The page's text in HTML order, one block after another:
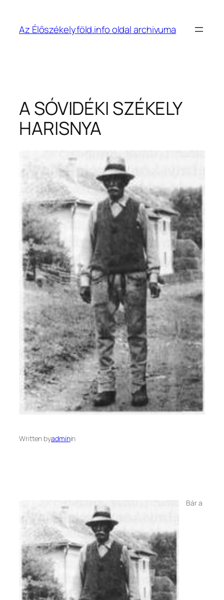
tartalomhoz
Az Élőszékelyföld.info oldal archivuma
A SÓVIDÉKI SZÉKELY
HARISNYA
Written byadminin
Bár a